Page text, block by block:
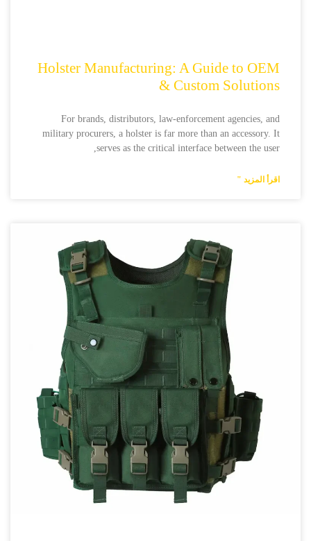
Holster Manufacturing: A Guide to OEM
& Custom Solutions
For brands, distributors, law-enforcement agencies, and
military procurers, a holster is far more than an accessory. It
serves as the critical interface between the user,
اقرأ المزيد "